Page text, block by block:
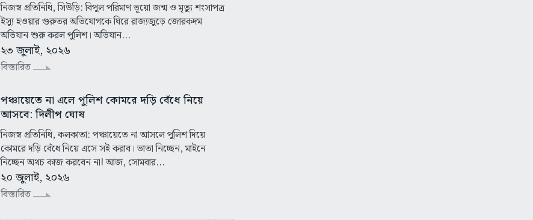
নিজস্ব প্রতিনিধি, সিউড়ি: বিপুল পরিমাণ ভূয়ো জন্ম ও মৃত্যু শংসাপত্র
ইস্যু হওয়ার গুরুতর অভিযোগকে ঘিরে রাজ্যজুড়ে জোরকদম
অভিযান শুরু করল পুলিশ। অভিযান...
২৩ জুলাই, ২০২৬
বিস্তারিত
পঞ্চায়েতে না এলে পুলিশ কোমরে দড়ি বেঁধে নিয়ে
আসবে: দিলীপ ঘোষ
নিজস্ব প্রতিনিধি, কলকাতা: পঞ্চায়েতে না আসলে পুলিশ দিয়ে
কোমরে দড়ি বেঁধে নিয়ে এসে সই করাব। ভাতা নিচ্ছেন, মাইনে
নিচ্ছেন অথচ কাজ করবেন না! আজ, সোমবার...
২০ জুলাই, ২০২৬
বিস্তারিত